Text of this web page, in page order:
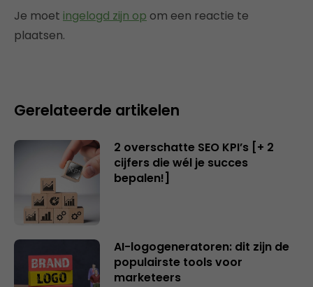
Je moet ingelogd zijn op om een reactie te
plaatsen.
Gerelateerde artikelen
2 overschatte SEO KPI’s [+ 2
cijfers die wél je succes
bepalen!]
AI-logogeneratoren: dit zijn de
populairste tools voor
marketeers